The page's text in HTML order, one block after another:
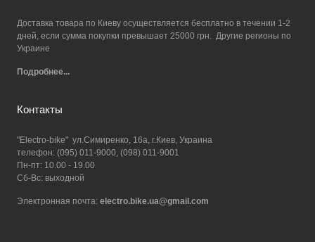
Доставка товара по Киеву осуществляется бесплатно в течении 1-2
дней, если сумма покупки превышает 25000 грн. Другие регионы по
Украине
Подробнее...
Контакты
"Electro-bike" ул.Симиренко, 16а, г.Киев, Украина
телефон: (095) 011-9000, (098) 011-9001
Пн-пт: 10.00 - 19.00
Сб-Вс: выходной
Электронная почта: electro.bike.ua@gmail.com